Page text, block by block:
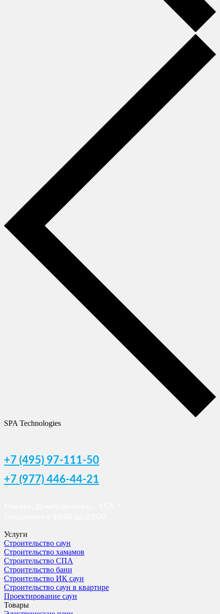
SPA Technologies
+7 (495) 97-111-50
+7 (977) 446-44-21
Услуги
Строительство саун
Строительство хамамов
Строительство СПА
Строительство бани
Строительство ИК саун
Строительство саун в квартире
Проектирование саун
Товары